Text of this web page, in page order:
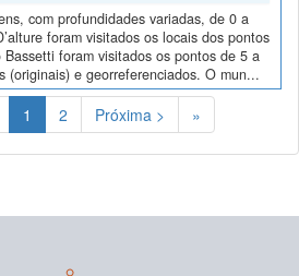
com profundidades variadas, de 0 a
foram visitados os locais dos pontos
foram visitados os pontos de 5 a
(originais) e georreferenciados. O mun...
1 (Atual)
2 Próxima > »